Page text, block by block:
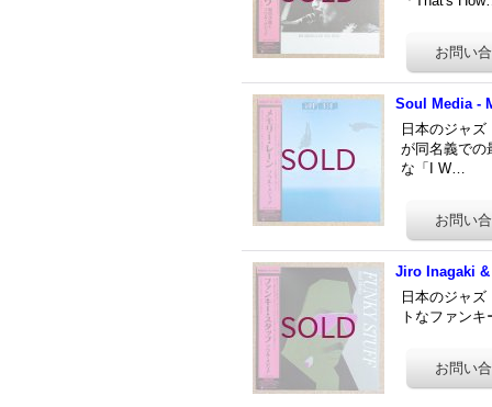
Soul Media -
日本のジャ
が同名義での
な「I W…
Jiro Inagaki
日本のジャ
トなファン